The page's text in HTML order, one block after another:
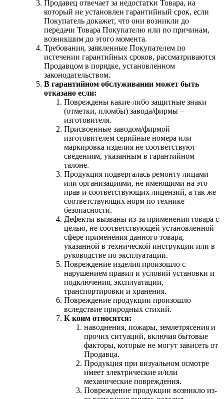
Продавец отвечает за недостатки Товара, на
который не установлен гарантийный срок, если
Покупатель докажет, что они возникли до
передачи Товара Покупателю или по причинам,
возникшим до этого момента.
Требования, заявленные Покупателем по
истечении гарантийных сроков, рассматриваются
Продавцом в порядке, установленном
законодательством.
В гарантийном обслуживании может быть
отказано если:
Повреждены какие-либо защитные знаки
(отметки, пломбы) завода/фирмы –
изготовителя.
Присвоенные заводом/фирмой
изготовителем серийные номера или
маркировка изделия не соответствуют
сведениям, указанным в гарантийном
талоне.
Продукция подвергалась ремонту лицами
или организациями, не имеющими на это
прав и соответствующих лицензий, а так же
соответствующих норм по технике
безопасности.
Дефекты вызваны из-за применения товара с
целью, не соответствующей установленной
сфере применения данного товара,
указанной в технической инструкции или в
руководстве по эксплуатации.
Повреждение изделия произошло с
нарушением правил и условий установки и
подключения, эксплуатации,
транспортировки и хранения.
Повреждение продукции произошло
вследствие природных стихий.
К коим относятся:
наводнения, пожары, землетрясения и
прочих ситуаций, включая бытовые
факторы, которые не могут зависеть от
Продавца.
Продукция при визуальном осмотре
имеет электрические и/или
механические повреждения.
Повреждение продукции возникло из-